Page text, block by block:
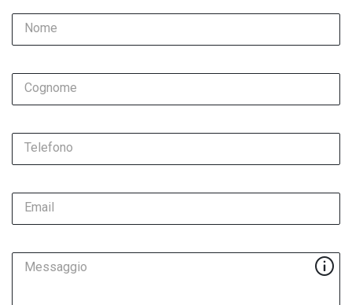
Nome
Cognome
Telefono
Email
Messaggio